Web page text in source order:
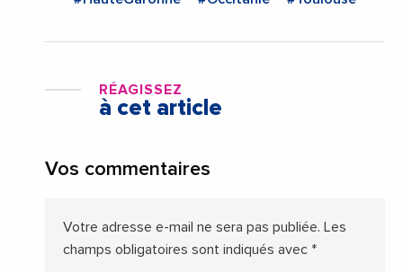
RÉAGISSEZ
à cet article
Vos commentaires
Votre adresse e-mail ne sera pas publiée. Les
champs obligatoires sont indiqués avec *